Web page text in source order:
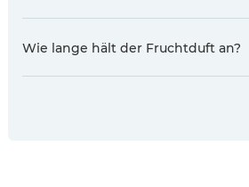
Wie lange hält der Fruchtduft an?